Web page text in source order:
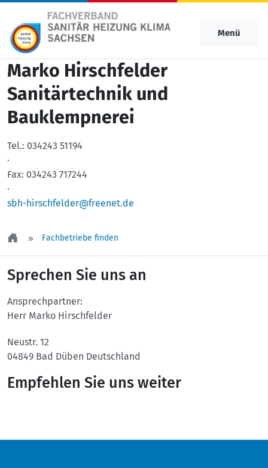
Menü
Marko Hirschfelder
Sanitärtechnik und
Bauklempnerei
Tel.: 034243 51194
·
Fax: 034243 717244
·
sbh-hirschfelder@freenet.de
Fachbetriebe finden
Sprechen Sie uns an
Ansprechpartner:
Herr Marko Hirschfelder
Neustr. 12
04849 Bad Düben Deutschland
Empfehlen Sie uns weiter